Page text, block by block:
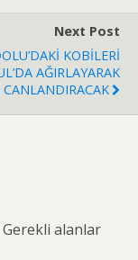
Next Post
KOBİLERİ
AĞIRLAYARAK
Gerekli alanlar